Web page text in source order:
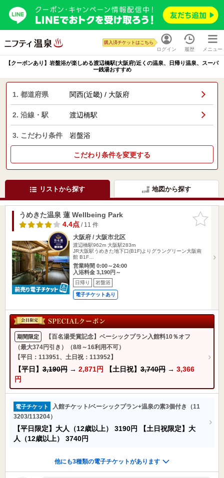
ログイン
購入済チケットはこちら
履歴 メニュー
【クーポンあり】岩盤浴が楽しめる渡辺橋駅(大阪府)近くの温泉、日帰り温泉、スーパ
ー銭湯おすすめ
1. 都道府県 関西(近畿) / 大阪府
2. 沿線・駅 渡辺橋駅
3. こだわり条件 岩盤浴
こだわり条件を変更する
リストから探す 地図から探す
お気に入
りに追加
うめきた温泉 蓮 Wellbeing Park
4.4点/ 11 件
大阪府 / 大阪市北区
渡辺橋駅962m 大阪駅283m
JR大阪駅うめきた地下口(B1F)よりグラングリーン大阪南
館 B1F…
営業時間 0:00～24:00
入浴料金 3,190円～
日帰り 岩盤浴
電子チケットあり
期間限定
【百名湯受賞記念】ベーシックプラン入館料10％オフ
（最大374円引き）（8/8～16利用不可）
【平日：113951、土日祝：113952】
【平日】 3,190円 → 2,871円 【土日祝】 3,740円 → 3,366
円
電子チケット
入館チケット/ベーシックプラン+温泉の素3個付き（11
3203/113204）
【平日限定】大人（12歳以上） 3190円
【土日祝限定】大
人（12歳以上） 3740円
他にも3種類の電子チケットがあります